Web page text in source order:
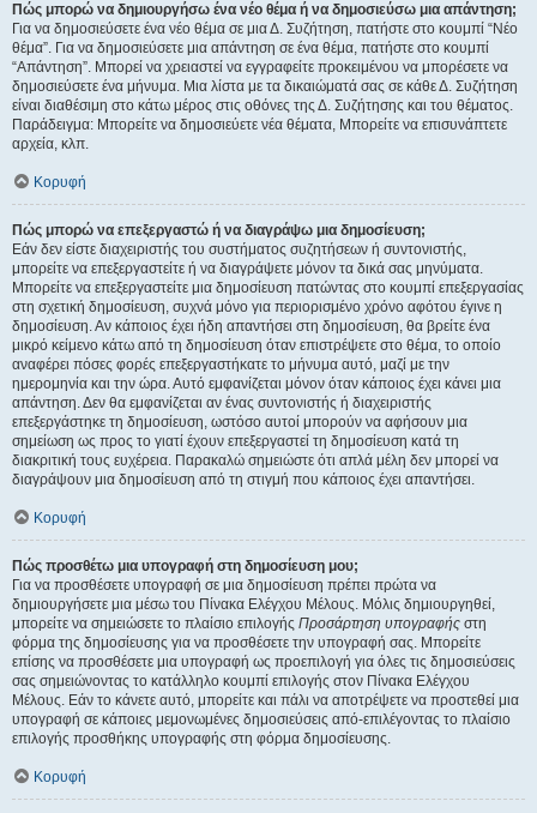
Πώς μπορώ να δημιουργήσω ένα νέο θέμα ή να δημοσιεύσω μια απάντηση;
Για να δημοσιεύσετε ένα νέο θέμα σε μια Δ. Συζήτηση, πατήστε στο κουμπί “Νέο
θέμα”. Για να δημοσιεύσετε μια απάντηση σε ένα θέμα, πατήστε στο κουμπί
“Απάντηση”. Μπορεί να χρειαστεί να εγγραφείτε προκειμένου να μπορέσετε να
δημοσιεύσετε ένα μήνυμα. Μια λίστα με τα δικαιώματά σας σε κάθε Δ. Συζήτηση
είναι διαθέσιμη στο κάτω μέρος στις οθόνες της Δ. Συζήτησης και του θέματος.
Παράδειγμα: Μπορείτε να δημοσιεύετε νέα θέματα, Μπορείτε να επισυνάπτετε
αρχεία, κλπ.
Κορυφή
Πώς μπορώ να επεξεργαστώ ή να διαγράψω μια δημοσίευση;
Εάν δεν είστε διαχειριστής του συστήματος συζητήσεων ή συντονιστής,
μπορείτε να επεξεργαστείτε ή να διαγράψετε μόνον τα δικά σας μηνύματα.
Μπορείτε να επεξεργαστείτε μια δημοσίευση πατώντας στο κουμπί επεξεργασίας
στη σχετική δημοσίευση, συχνά μόνο για περιορισμένο χρόνο αφότου έγινε η
δημοσίευση. Αν κάποιος έχει ήδη απαντήσει στη δημοσίευση, θα βρείτε ένα
μικρό κείμενο κάτω από τη δημοσίευση όταν επιστρέψετε στο θέμα, το οποίο
αναφέρει πόσες φορές επεξεργαστήκατε το μήνυμα αυτό, μαζί με την
ημερομηνία και την ώρα. Αυτό εμφανίζεται μόνον όταν κάποιος έχει κάνει μια
απάντηση. Δεν θα εμφανίζεται αν ένας συντονιστής ή διαχειριστής
επεξεργάστηκε τη δημοσίευση, ωστόσο αυτοί μπορούν να αφήσουν μια
σημείωση ως προς το γιατί έχουν επεξεργαστεί τη δημοσίευση κατά τη
διακριτική τους ευχέρεια. Παρακαλώ σημειώστε ότι απλά μέλη δεν μπορεί να
διαγράψουν μια δημοσίευση από τη στιγμή που κάποιος έχει απαντήσει.
Κορυφή
Πώς προσθέτω μια υπογραφή στη δημοσίευση μου;
Για να προσθέσετε υπογραφή σε μια δημοσίευση πρέπει πρώτα να
δημιουργήσετε μια μέσω του Πίνακα Ελέγχου Μέλους. Μόλις δημιουργηθεί,
μπορείτε να σημειώσετε το πλαίσιο επιλογής Προσάρτηση υπογραφής στη
φόρμα της δημοσίευσης για να προσθέσετε την υπογραφή σας. Μπορείτε
επίσης να προσθέσετε μια υπογραφή ως προεπιλογή για όλες τις δημοσιεύσεις
σας σημειώνοντας το κατάλληλο κουμπί επιλογής στον Πίνακα Ελέγχου
Μέλους. Εάν το κάνετε αυτό, μπορείτε και πάλι να αποτρέψετε να προστεθεί μια
υπογραφή σε κάποιες μεμονωμένες δημοσιεύσεις από-επιλέγοντας το πλαίσιο
επιλογής προσθήκης υπογραφής στη φόρμα δημοσίευσης.
Κορυφή